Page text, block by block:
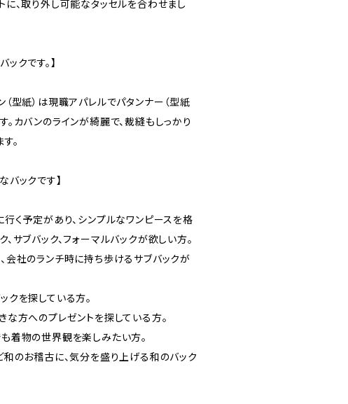
に、取り外し可能なタッセルを合わせまし
クです。】
（型紙）は現職アパレルでパタンナー（型紙
。カバンのラインが綺麗で、裁縫もしっかり
。
バックです】
行く予定があり、シンプルなワンピースを格
、サブバック、フォーマルバックが欲しい方。
会社のランチ時に持ち歩けるサブバックが
クを探している方。
な方へのプレゼントを探している方。
着物の世界観を楽しみたい方。
和のお稽古に、気分を盛り上げる和のバック